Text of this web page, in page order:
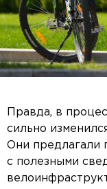
Правда, в
сильно
Они предлагали
с полезными